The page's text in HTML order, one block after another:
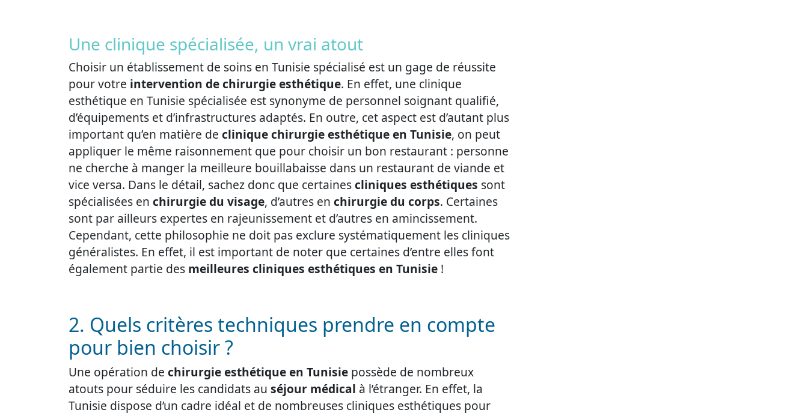
Une clinique spécialisée, un vrai atout
Choisir un établissement de soins en Tunisie spécialisé est un gage de réussite
pour votre intervention de chirurgie esthétique. En effet, une clinique
esthétique en Tunisie spécialisée est synonyme de personnel soignant qualifié,
d’équipements et d’infrastructures adaptés. En outre, cet aspect est d’autant plus
important qu’en matière de clinique chirurgie esthétique en Tunisie, on peut
appliquer le même raisonnement que pour choisir un bon restaurant : personne
ne cherche à manger la meilleure bouillabaisse dans un restaurant de viande et
vice versa. Dans le détail, sachez donc que certainescliniques esthétiques sont
spécialisées en chirurgie du visage, d’autres en chirurgie du corps. Certaines
sont par ailleurs expertes en rajeunissement et d’autres en amincissement.
Cependant, cette philosophie ne doit pas exclure systématiquement les cliniques
généralistes. En effet, il est important de noter que certaines d’entre elles font
également partie des meilleures cliniques esthétiques en Tunisie !
2. Quels critères techniques prendre en compte
pour bien choisir ?
Une opération de chirurgie esthétique en Tunisie possède de nombreux
atouts pour séduire les candidats au séjour médical à l’étranger. En effet, la
Tunisie dispose d’un cadre idéal et de nombreuses cliniques esthétiques pour